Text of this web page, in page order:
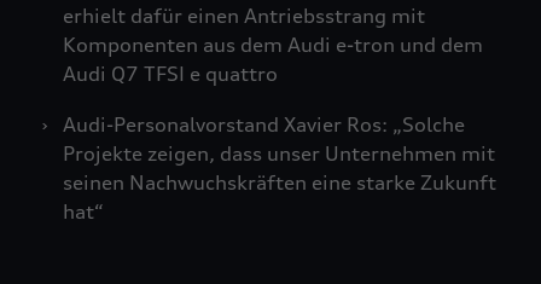
erhielt dafür einen Antriebsstrang mit
Komponenten aus dem Audi e-tron und dem
Audi Q7 TFSI e quattro
Audi-Personalvorstand Xavier Ros: „Solche
Projekte zeigen, dass unser Unternehmen mit
seinen Nachwuchskräften eine starke Zukunft
hat“